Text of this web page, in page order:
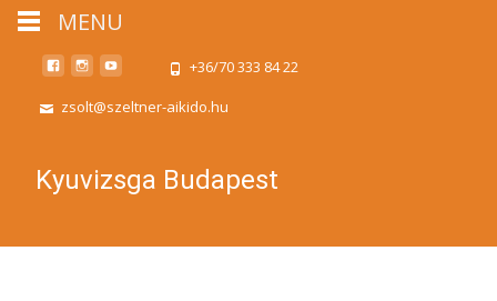
+36/70 333 84 22
zsolt@szeltner-aikido.hu
Kyuvizsga Budapest
MENU